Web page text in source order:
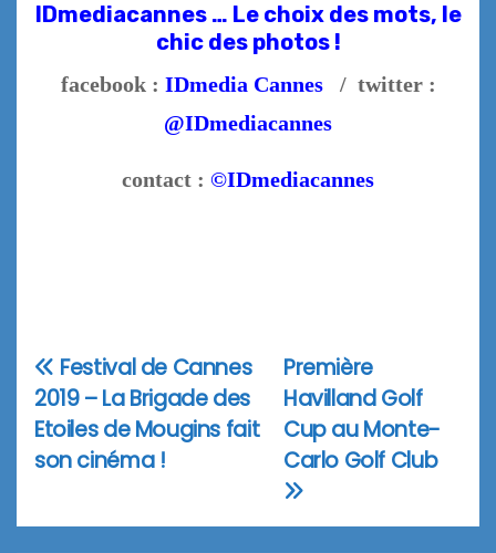
IDmediacannes … Le choix des mots, le
chic des photos !
facebook : IDmedia Cannes/ twitter :
@IDmediacannes
contact : ©IDmediacannes
Navigation
de
l’article
Première
Havilland Golf
Cup au Monte-
Carlo Golf Club
Festival de Cannes
2019 – La Brigade des
Etoiles de Mougins fait
son cinéma !